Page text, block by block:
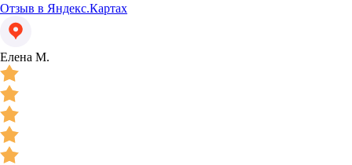
Отзыв в Яндекс.Картах
Елена М.